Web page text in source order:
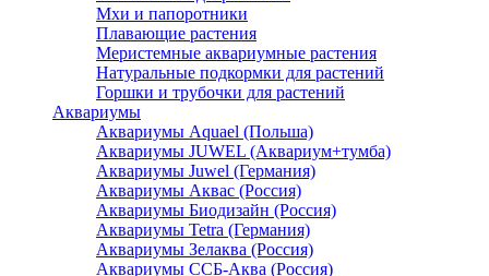
Мхи и папоротники
Плавающие растения
Меристемные аквариумные растения
Натуральные подкормки для растений
Горшки и трубочки для растений
Аквариумы
Аквариумы Aquael (Польша)
Аквариумы JUWEL (Аквариум+тумба)
Аквариумы Juwel (Германия)
Аквариумы Аквас (Россия)
Аквариумы Биодизайн (Россия)
Аквариумы Tetra (Германия)
Аквариумы Зелаква (Россия)
Аквариумы ССБ-Аква (Россия)